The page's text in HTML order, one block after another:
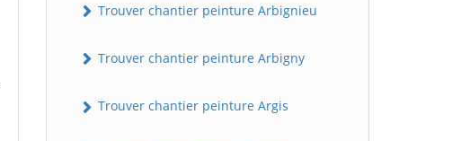
Trouver chantier peinture Arbignieu
Trouver chantier peinture Arbigny
Trouver chantier peinture Argis